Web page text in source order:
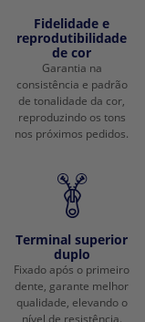
Fidelidade e
reprodutibilidade
de cor
Garantia na
consistência e padrão
de tonalidade da cor,
reproduzindo os tons
nos próximos pedidos.
Terminal superior
duplo
Fixado após o primeiro
dente, garante melhor
qualidade, elevando o
nível de resistência.